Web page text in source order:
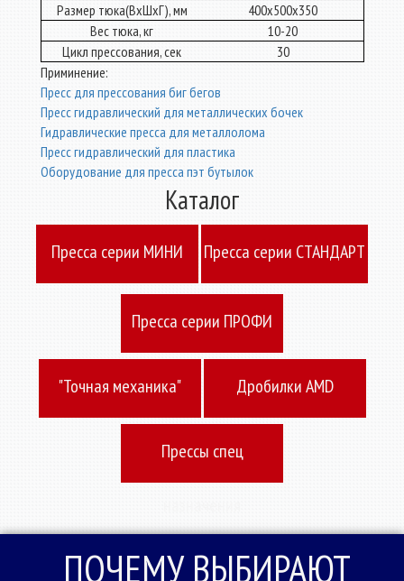
Размер тюка(ВхШхГ), мм
400х500х350
Вес тюка, кг
10-20
Цикл прессования, сек
30
Приминение:
Пресс для прессования биг бегов
Пресс гидравлический для металлических бочек
Гидравлические пресса для металлолома
Пресс гидравлический для пластика
Оборудование для пресса пэт бутылок
Каталог
Пресcа серии МИНИ Пресcа серии СТАНДАРТ
Пресcа серии ПРОФИ
"Точная механика" Дробилки AMD
Прессы спец
ПОЧЕМУ ВЫБИРАЮТ